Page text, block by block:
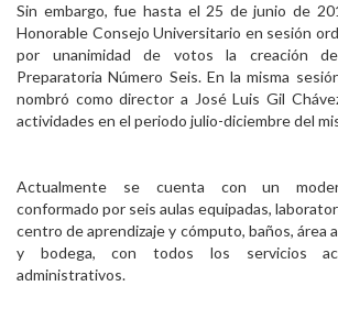
Sin embargo, fue hasta el 25 de junio de
Honorable Consejo Universitario en sesión
por unanimidad de votos la creación
Preparatoria Número Seis. En la misma
nombró como director a José Luis Gil
actividades en el periodo julio-diciembre del
Actualmente se cuenta con un
conformado por seis aulas equipadas,
centro de aprendizaje y cómputo, baños, área
y bodega, con todos los servicios
administrativos.